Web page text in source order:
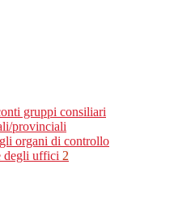
gruppi consiliari
provinciali
organi di controllo
degli uffici 2